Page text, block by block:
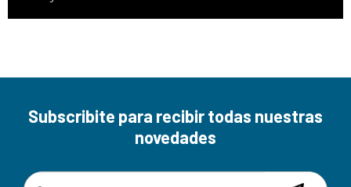
Subscribite para recibir todas nuestras
novedades